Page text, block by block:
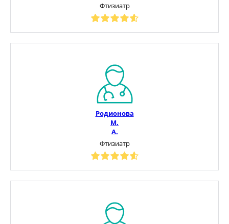
Фтизиатр
Родионова
М.
А.
Фтизиатр